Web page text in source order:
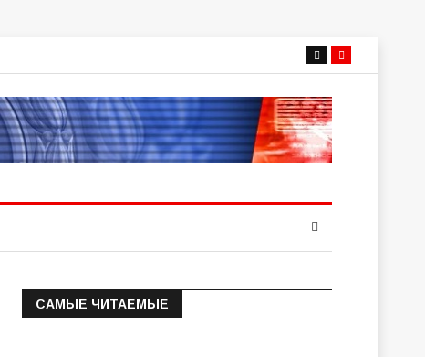
САМЫЕ ЧИТАЕМЫЕ
Информация о состоянии